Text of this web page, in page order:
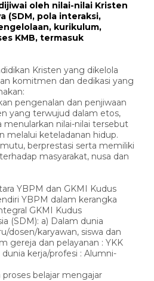
oleh nilai-nilai Kristen
(SDM, pola interaksi,
kurikulum,
KMB, termasuk
Kristen yang dikelola
komitmen dan dedikasi yang
pengenalan dan penjiwaan
yang terwujud dalam etos,
menularkan nilai-nilai tersebut
melalui keteladanan hidup.
berprestasi serta memiliki
masyarakat, nusa dan
YBPM dan GKMI Kudus
YBPM dalam kerangka
GKMI Kudus
(SDM): a) Dalam dunia
dosen/karyawan, siswa dan
gereja dan pelayanan : YKK
kerja/profesi : Alumni-
proses belajar mengajar